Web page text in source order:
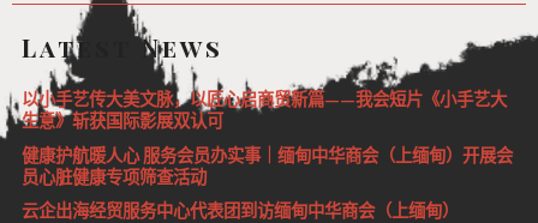
Latest News
以小手艺传大美文脉，以匠心启商贸新篇——我会短片《小手艺大
生意》斩获国际影展双认可
健康护航暖人心 服务会员办实事｜缅甸中华商会（上缅甸）开展会
员心脏健康专项筛查活动
云企出海经贸服务中心代表团到访缅甸中华商会（上缅甸）